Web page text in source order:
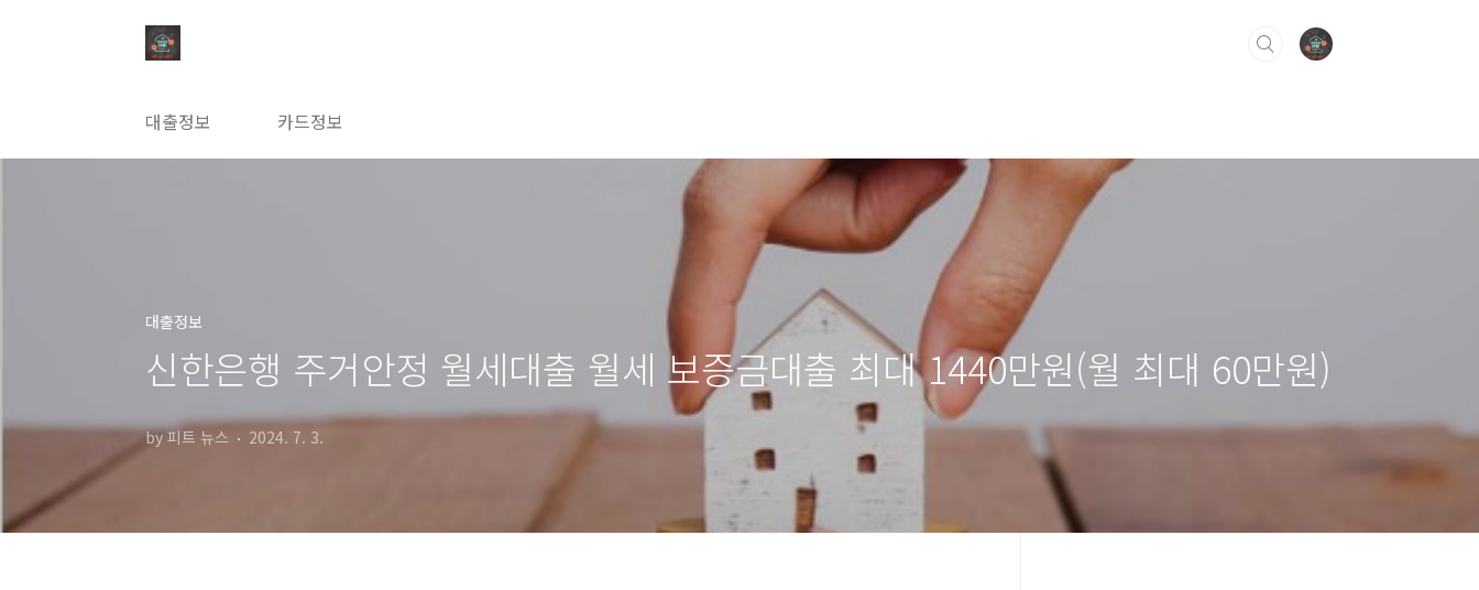
대출정보 카드정보
대출정보
신한은행 주거안정 월세대출 월세 보증금대출 최대 1440만원(월 최대 60만원)
by 피트 뉴스 2024. 7. 3.